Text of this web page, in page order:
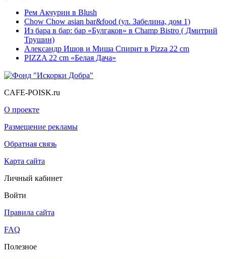
Рем Акчурин в Blush
Chow Chow asian bar&food (ул. Забелина, дом 1)
Из бара в бар: бар «Булгаков» в Champ Bistro ( Дмитрий
Трушин)
Александр Ишов и Миша Спирит в Pizza 22 cm
PIZZA 22 cm «Белая Дача»
CAFE-POISK.ru
О проекте
Размещение рекламы
Обратная связь
Карта сайта
Личный кабинет
Войти
Правила сайта
FAQ
Полезное